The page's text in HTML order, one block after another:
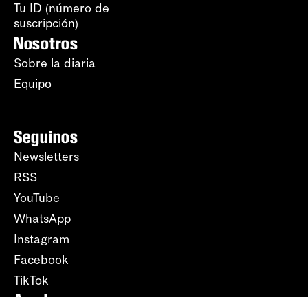
Tu ID (número de
suscripción)
Nosotros
Sobre la diaria
Equipo
Seguinos
Newsletters
RSS
YouTube
WhatsApp
Instagram
Facebook
TikTok